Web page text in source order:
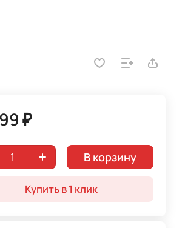
₽
В корзину
Купить в 1 клик